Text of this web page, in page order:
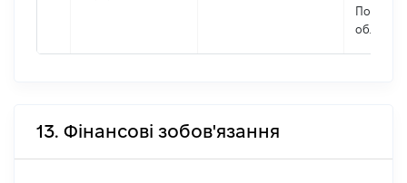
області
13. Фінансові зобов'язання